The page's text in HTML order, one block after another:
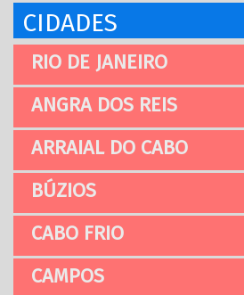
CIDADES
RIO DE JANEIRO
ANGRA DOS REIS
ARRAIAL DO CABO
BÚZIOS
CABO FRIO
CAMPOS